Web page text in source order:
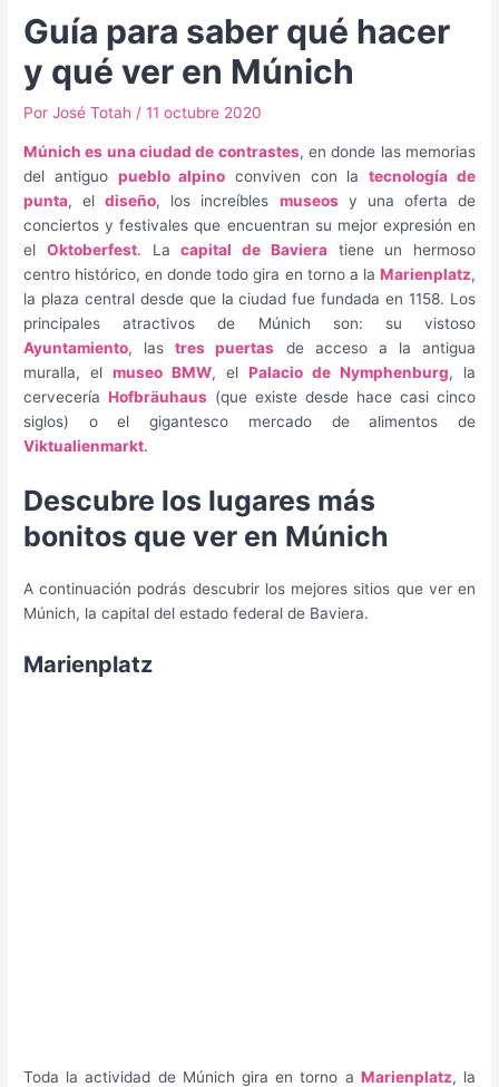
Guía para saber qué hacer
y qué ver en Múnich
PorJosé Totah /11 octubre 2020
Múnich es una ciudad de contrastes, en donde las memorias
del antiguo pueblo alpino conviven con latecnología de
punta, eldiseño, los increíbles museosy una oferta de
conciertos y festivales que encuentran su mejor expresión en
el Oktoberfest. Lacapital de Bavieratiene un hermoso
centro histórico, en donde todo gira en torno a la Marienplatz,
la plaza central desde que la ciudad fue fundada en 1158. Los
principales atractivos de Múnich son: su vistoso
Ayuntamiento, lastres puertas de acceso a la antigua
muralla, elmuseo BMW, elPalacio de Nymphenburg, la
cerveceríaHofbräuhaus (que existe desde hace casi cinco
siglos) o el gigantesco mercado de alimentos de
Viktualienmarkt.
Descubre los lugares más
bonitos que ver en Múnich
A continuación podrás descubrir los mejores sitios que ver en
Múnich, la capital del estado federal de Baviera.
Marienplatz
Toda la actividad de Múnich gira en torno a Marienplatz, la